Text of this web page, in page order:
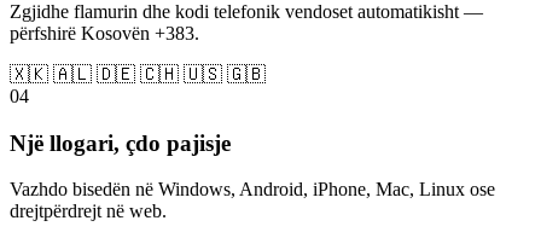
Zgjidhe flamurin dhe kodi telefonik vendoset automatikisht —
përfshirë Kosovën +383.
🇽🇰 🇦🇱 🇩🇪 🇨🇭 🇺🇸 🇬🇧
04
Një llogari, çdo pajisje
Vazhdo bisedën në Windows, Android, iPhone, Mac, Linux ose
drejtpërdrejt në web.